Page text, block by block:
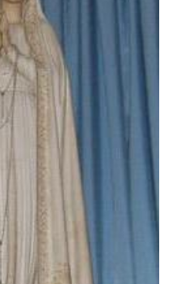
egyháztanító